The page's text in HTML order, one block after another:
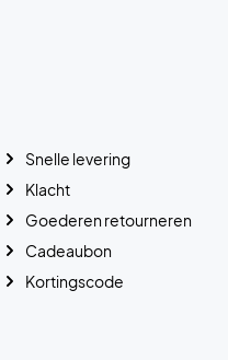
Snelle levering
Klacht
Goederen retourneren
Cadeaubon
Kortingscode